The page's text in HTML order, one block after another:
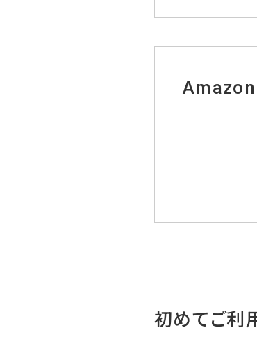
Amazon
初めてご利